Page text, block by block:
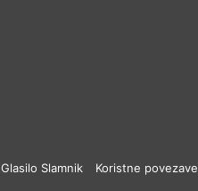
Glasilo Slamnik Koristne povezave